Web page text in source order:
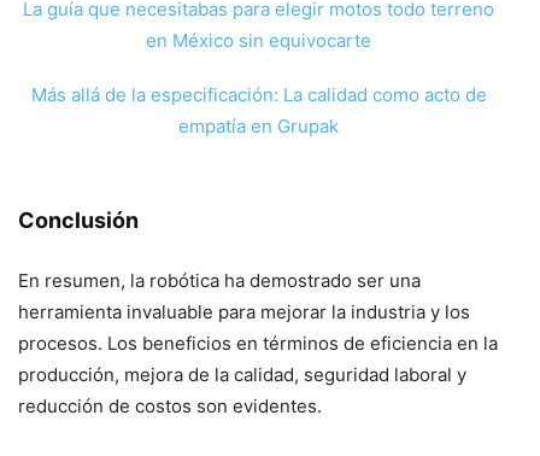
La guía que necesitabas para elegir motos todo terreno
en México sin equivocarte
Más allá de la especificación: La calidad como acto de
empatía en Grupak
Conclusión
En resumen, la robótica ha demostrado ser una
herramienta invaluable para mejorar la industria y los
procesos. Los beneficios en términos de eficiencia en la
producción, mejora de la calidad, seguridad laboral y
reducción de costos son evidentes.